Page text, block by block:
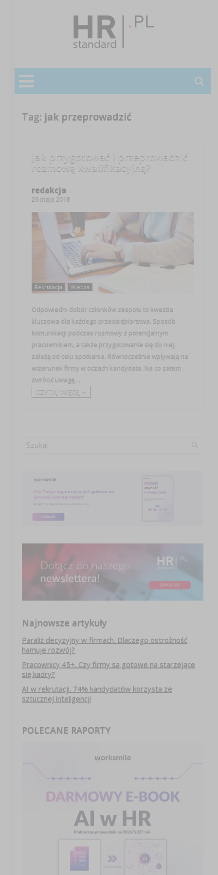
Tag: jak przeprowadzić
Jak przygotować i przeprowadzić
rozmowę kwalifikacyjną?
redakcja
29 maja 2018
Rekrutacja Wiedza
Odpowiedni dobór członków zespołu to kwestia
kluczowa dla każdego przedsiębiorstwa. Sposób
komunikacji podczas rozmowy z potencjalnym
pracownikiem, a także przygotowanie się do niej,
zależą od celu spotkania. Równocześnie wpływają na
wizerunek firmy w oczach kandydata. Na co zatem
zwrócić uwagę, ...
CZYTAJ WIĘCEJ +
Najnowsze artykuły
Paraliż decyzyjny w firmach. Dlaczego ostrożność
hamuje rozwój?
Pracownicy 45+. Czy firmy są gotowe na starzejące
się kadry?
AI w rekrutacji. 74% kandydatów korzysta ze
sztucznej inteligencji
POLECANE RAPORTY